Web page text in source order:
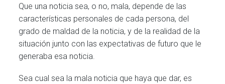
Que una noticia sea, o no, mala, depende de las
características personales de cada persona, del
grado de maldad de la noticia, y de la realidad de la
situación junto con las expectativas de futuro que le
generaba esa noticia.
Sea cual sea la mala noticia que haya que dar, es